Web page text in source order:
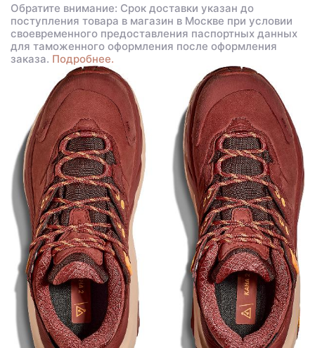
Обратите внимание: Срок доставки указан до
поступления товара в магазин в Москве при условии
своевременного предоставления паспортных данных
для таможенного оформления после оформления
заказа. Подробнее.